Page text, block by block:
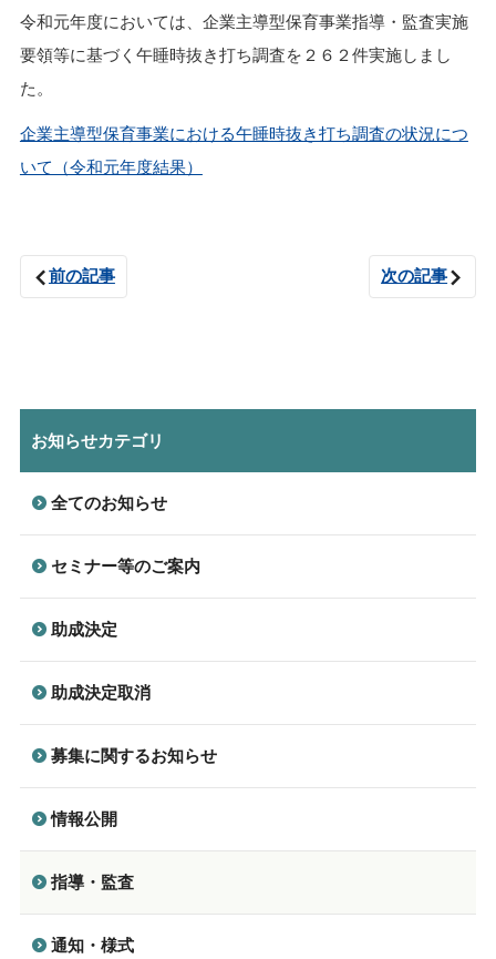
令和元年度においては、企業主導型保育事業指導・監査実施
要領等に基づく午睡時抜き打ち調査を２６２件実施しまし
た。
企業主導型保育事業における午睡時抜き打ち調査の状況につ
いて（令和元年度結果）
前の記事 次の記事
お知らせカテゴリ
全てのお知らせ
セミナー等のご案内
助成決定
助成決定取消
募集に関するお知らせ
情報公開
指導・監査
通知・様式